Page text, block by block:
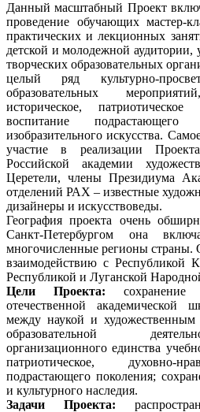
Данный масштабный Проект
проведение обучающих мастер-
практических и лекционных
детской и молодежной аудитории,
творческих образовательных
целый ряд культурно-
образовательных
историческое,
воспитание подрастающего
изобразительного искусства.
участие в реализации
Российской академии
Церетели, члены Президиума
отделений РАХ – известные
дизайнеры и искусствоведы.
География проекта очень
Санкт-Петербургом она
многочисленные регионы страны.
взаимодействию с Республикой
Республикой и Луганской
Цели Проекта:
отечественной академической
между наукой и художественным
образовательной
организационного единства
патриотическое, духовно-
подрастающего поколения;
и культурного наследия.
Задачи Проекта: